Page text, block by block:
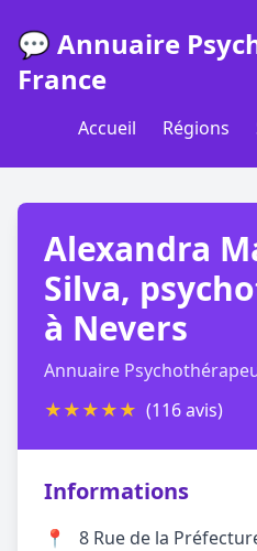
💬 Annuaire
France
Accueil Régions
Alexandra
Silva,
à Nevers
Annuaire
★★★★★ (116 avis)
Informations
📍
8 Rue de la